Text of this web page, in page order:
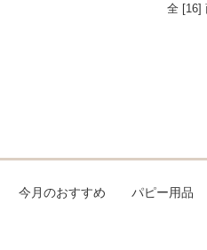
全 [16]
今月のおすすめ パピー用品